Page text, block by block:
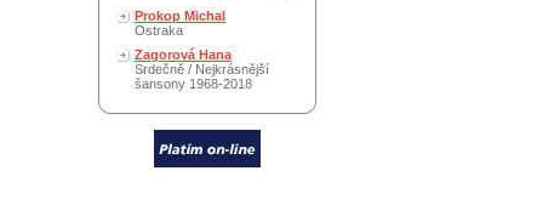
Prokop Michal
Ostraka
Zagorová Hana
Srdečně / Nejkrásnější
šansony 1968-2018